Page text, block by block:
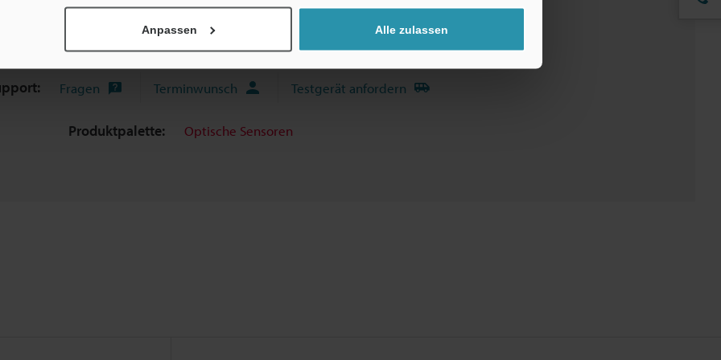
Anpassen Alle zulassen
Fragen Terminwunsch Testgerät anfordern
Produktpalette: Optische Sensoren